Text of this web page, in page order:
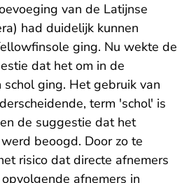
van de Latijnse
had duidelijk kunnen
ging. Nu wekte de
dat het om in de
schol ging. Het gebruik van
term 'schol' is
de suggestie dat het
beoogd. Door zo te
risico dat directe afnemers
afnemers in